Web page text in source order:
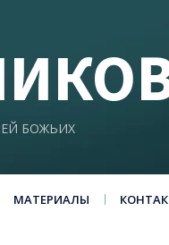
БОЖЬИХ
МАТЕРИАЛЫ